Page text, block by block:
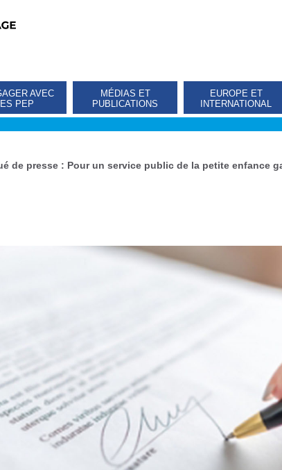
AVEC
PEP
MÉDIAS ET
PUBLICATIONS
EUROPE ET
INTERNATIONAL
de presse : Pour un service public de la petite enfance